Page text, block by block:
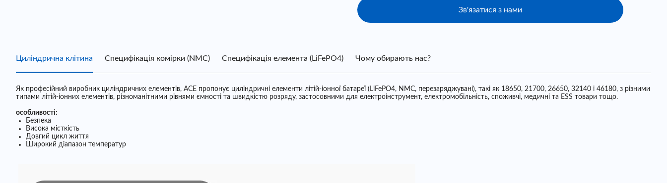
Зв'язатися з нами
Циліндрична клітина Специфікація комірки (NMC) Специфікація елемента (LiFePO4) Чому обирають нас?
Як професійний виробник циліндричних елементів, ACE пропонує циліндричні елементи літій-іонної батареї (LiFePO4, NMC, перезаряджувані), такі як 18650, 21700, 26650, 32140 і 46180, з різними
типами літій-іонних елементів, різноманітними рівнями ємності та швидкістю розряду, застосовними для електроінструмент, електромобільність, споживчі, медичні та ESS товари тощо.
особливості:
Безпека
Висока місткість
Довгий цикл життя
Широкий діапазон температур